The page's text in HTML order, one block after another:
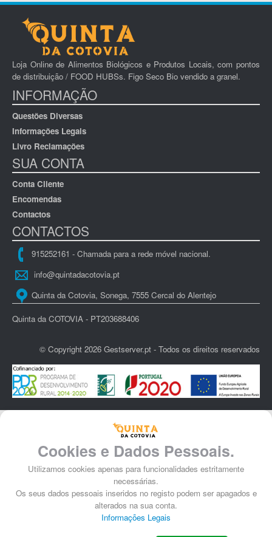
Loja Online de Alimentos Biológicos e Produtos Locais, com pontos
de distribuição / FOOD HUBSs. Figo Seco Bio vendido a granel.
INFORMAÇÃO
Questões Diversas
Informações Legais
Livro Reclamações
SUA CONTA
Conta Cliente
Encomendas
Contactos
CONTACTOS
915252161 - Chamada para a rede móvel nacional.
info@quintadacotovia.pt
Quinta da Cotovia, Sonega, 7555 Cercal do Alentejo
Quinta da COTOVIA - PT203688406
© Copyright 2026 Gestserver.pt - Todos os direitos reservados
Cookies e Dados Pessoais.
Utilizamos cookies apenas para funcionalidades estritamente
necessárias.
Os seus dados pessoais inseridos no registo podem ser apagados e
alterados na sua conta.
Informações Legais